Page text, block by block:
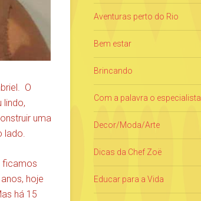
O
lindo,
uma
ficamos
hoje
há 15
Aventuras perto do Rio
Bem estar
Brincando
Com a palavra o especialista
Decor/Moda/Arte
Dicas da Chef Zoë
Educar para a Vida